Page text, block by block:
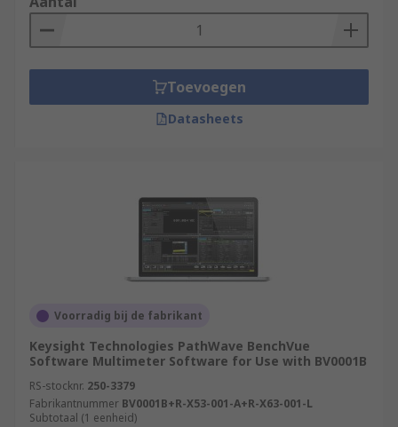
Toevoegen
Datasheets
Voorradig bij de fabrikant
Keysight Technologies PathWave BenchVue
Software Multimeter Software for Use with BV0001B
RS-stocknr. 250-3379
Fabrikantnummer BV0001B+R-X53-001-A+R-X63-001-L
Subtotaal (1 eenheid)